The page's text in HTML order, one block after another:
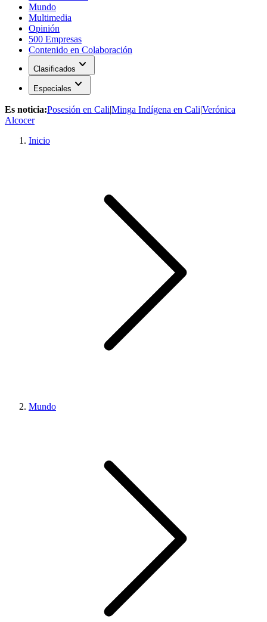
Mundo
Multimedia
Opinión
500 Empresas
Contenido en Colaboración
Clasificados expand_more
Especiales expand_more
Es noticia:Posesión en Cali|Minga Indígena en Cali|Verónica
Alcocer
Inicio
Mundo